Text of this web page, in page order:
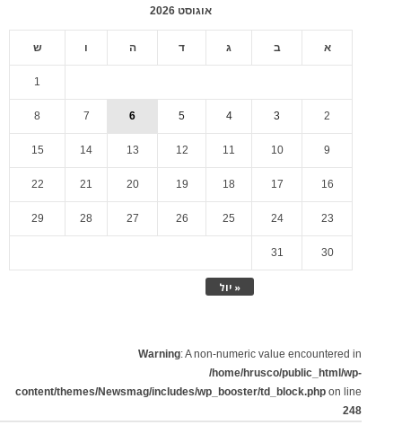
אוגוסט 2026
א ב ג ד ה ו ש
« יול
1
2
3
4
5
6
7
8
9
10
11
12
13
14
15
16
17
18
19
20
21
22
23
24
25
26
27
28
29
30
31
Warning: A non-numeric value encountered in
/home/hrusco/public_html/wp-
content/themes/Newsmag/includes/wp_booster/td_block.php on line
248